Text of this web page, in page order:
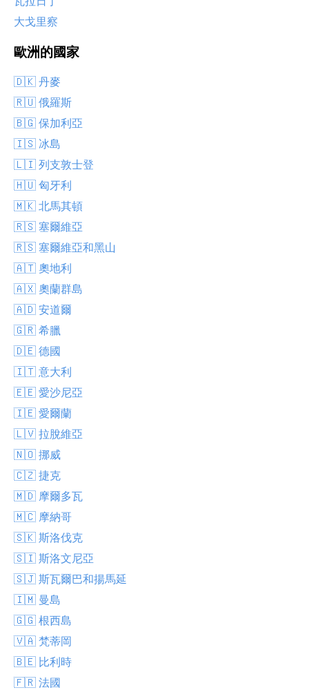
大戈里察
歐洲的國家
🇩🇰 丹麥
🇷🇺 俄羅斯
🇧🇬 保加利亞
🇮🇸 冰島
🇱🇮 列支敦士登
🇭🇺 匈牙利
🇲🇰 北馬其頓
🇷🇸 塞爾維亞
🇷🇸 塞爾維亞和黑山
🇦🇹 奧地利
🇦🇽 奧蘭群島
🇦🇩 安道爾
🇬🇷 希臘
🇩🇪 德國
🇮🇹 意大利
🇪🇪 愛沙尼亞
🇮🇪 愛爾蘭
🇱🇻 拉脫維亞
🇳🇴 挪威
🇨🇿 捷克
🇲🇩 摩爾多瓦
🇲🇨 摩納哥
🇸🇰 斯洛伐克
🇸🇮 斯洛文尼亞
🇸🇯 斯瓦爾巴和揚馬延
🇮🇲 曼島
🇬🇬 根西島
🇻🇦 梵蒂岡
🇧🇪 比利時
🇫🇷 法國